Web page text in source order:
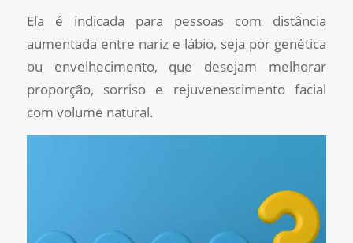
Ela é indicada para pessoas com distância
aumentada entre nariz e lábio, seja por genética
ou envelhecimento, que desejam melhorar
proporção, sorriso e rejuvenescimento facial
com volume natural.